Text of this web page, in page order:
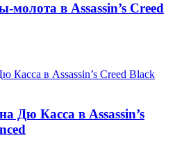
молота в Assassin’s Creed
Дю Касса в Assassin’s